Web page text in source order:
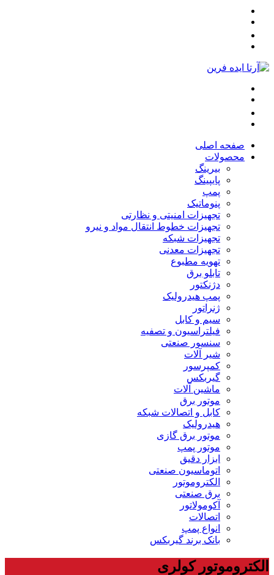
صفحه اصلی
محصولات
بیرینگ
پایپینگ
پمپ
پنوماتیک
تجهیزات امنیتی و نظارتی
تجهیزات خطوط انتقال مواد و نیرو
تجهیزات شبکه
تجهیزات معدنی
تهویه مطبوع
تابلو برق
دژنکتور
پمپ هیدرولیک
ژنراتور
سیم و کابل
فیلتراسیون و تصفیه
سنسور صنعتی
شیر آلات
کمپرسور
گیربکس
ماشین آلات
موتور برق
کابل و اتصالات شبکه
هیدرولیک
موتور برق گازی
موتور پمپ
ابزار دقیق
اتوماسیون صنعتی
الکتروموتور
برق صنعتی
آکومولاتور
اتصالات
انواع پمپ
بانک برند گیربکس
الکتروموتور کولری